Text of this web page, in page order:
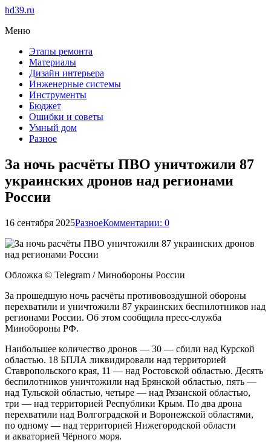
hd39.ru
Меню
Этапы ремонта
Материалы
Дизайн интерьера
Инженерные системы
Инструменты
Бюджет
Ошибки и советы
Умный дом
Разное
За ночь расчёты ПВО уничтожили 87
украинских дронов над регионами
России
16 сентября 2025РазноеКомментарии: 0
Обложка © Telegram / Минобороны России
За прошедшую ночь расчёты противовоздушной обороны
перехватили и уничтожили 87 украинских беспилотников над
регионами России. Об этом сообщила пресс-служба
Минобороны РФ.
Наибольшее количество дронов — 30 — сбили над Курской
областью. 18 БПЛА ликвидировали над территорией
Ставропольского края, 11 — над Ростовской областью. Десять
беспилотников уничтожили над Брянской областью, пять —
над Тульской областью, четыре — над Рязанской областью,
три — над территорией Республики Крым. По два дрона
перехватили над Волгоградской и Воронежской областями,
по одному — над территорией Нижегородской области
и акваторией Чёрного моря.